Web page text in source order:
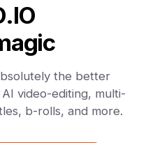
the better
video-editing, multi-
b-rolls, and more.